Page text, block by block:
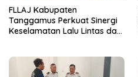
FLLAJ Kabupaten
Tanggamus Perkuat Sinergi
Keselamatan Lalu Lintas dan